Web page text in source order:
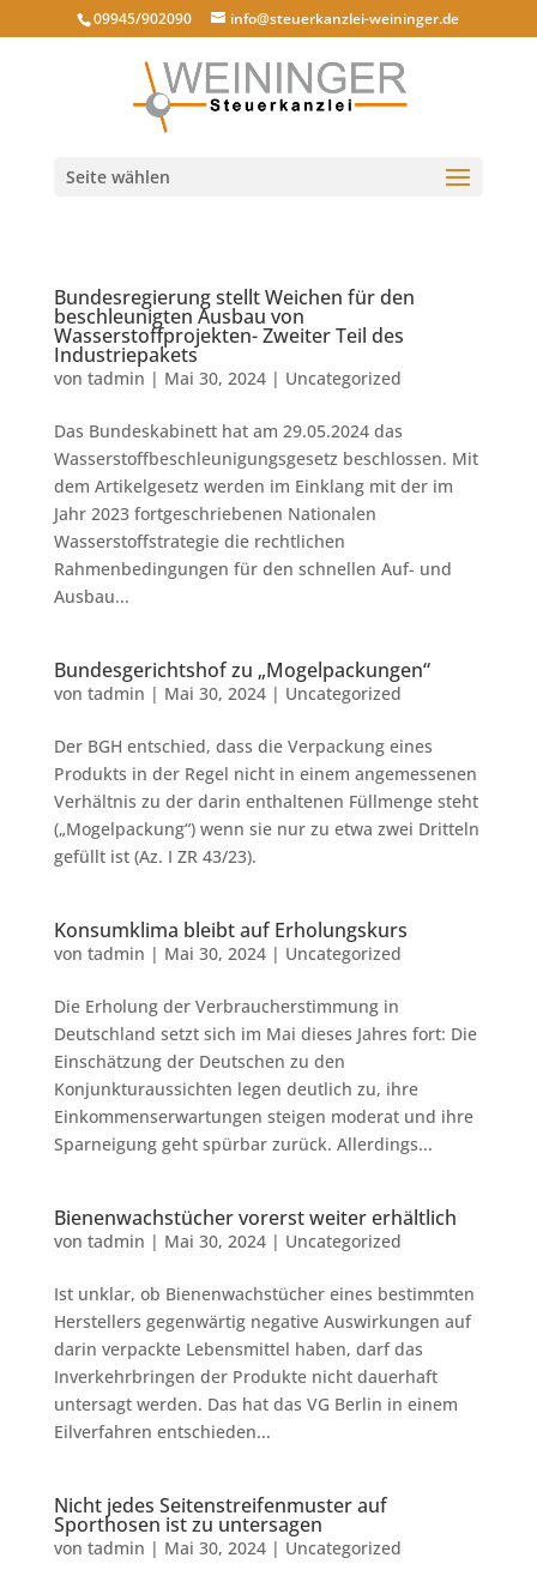
09945/902090 info@steuerkanzlei-weininger.de
Seite wählen
Bundesregierung stellt Weichen für den
beschleunigten Ausbau von
Wasserstoffprojekten- Zweiter Teil des
Industriepakets
von tadmin | Mai 30, 2024| Uncategorized
Das Bundeskabinett hat am 29.05.2024 das
Wasserstoffbeschleunigungsgesetz beschlossen. Mit
dem Artikelgesetz werden im Einklang mit der im
Jahr 2023 fortgeschriebenen Nationalen
Wasserstoffstrategie die rechtlichen
Rahmenbedingungen für den schnellen Auf- und
Ausbau...
Bundesgerichtshof zu „Mogelpackungen“
von tadmin | Mai 30, 2024| Uncategorized
Der BGH entschied, dass die Verpackung eines
Produkts in der Regel nicht in einem angemessenen
Verhältnis zu der darin enthaltenen Füllmenge steht
(„Mogelpackung“) wenn sie nur zu etwa zwei Dritteln
gefüllt ist (Az. I ZR 43/23).
Konsumklima bleibt auf Erholungskurs
von tadmin | Mai 30, 2024| Uncategorized
Die Erholung der Verbraucherstimmung in
Deutschland setzt sich im Mai dieses Jahres fort: Die
Einschätzung der Deutschen zu den
Konjunkturaussichten legen deutlich zu, ihre
Einkommenserwartungen steigen moderat und ihre
Sparneigung geht spürbar zurück. Allerdings...
Bienenwachstücher vorerst weiter erhältlich
von tadmin | Mai 30, 2024| Uncategorized
Ist unklar, ob Bienenwachstücher eines bestimmten
Herstellers gegenwärtig negative Auswirkungen auf
darin verpackte Lebensmittel haben, darf das
Inverkehrbringen der Produkte nicht dauerhaft
untersagt werden. Das hat das VG Berlin in einem
Eilverfahren entschieden...
Nicht jedes Seitenstreifenmuster auf
Sporthosen ist zu untersagen
von tadmin | Mai 30, 2024| Uncategorized